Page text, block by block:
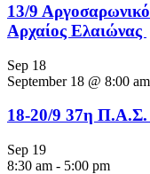
13/9
Αρχαίος Ελαιώνας
Sep 18
September 18 @ 8:00 am
18-20/9 37η
Sep 19
8:30 am - 5:00 pm